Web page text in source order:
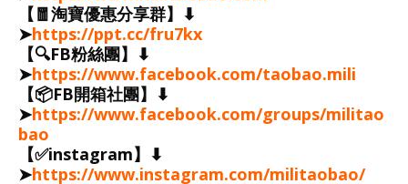
【🧧淘寶優惠分享群】⬇︎
➤https://ppt.cc/fru7kx
【🔍FB粉絲團】⬇︎
➤https://www.facebook.com/taobao.mili
【📦FB開箱社團】⬇︎
➤https://www.facebook.com/groups/militao
bao
【✅instagram】⬇︎
➤https://www.instagram.com/militaobao/